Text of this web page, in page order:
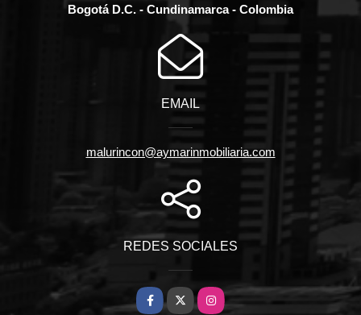
Bogotá D.C. - Cundinamarca - Colombia
EMAIL
malurincon@aymarinmobiliaria.com
REDES SOCIALES
Facebook
X Instagram